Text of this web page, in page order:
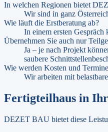
In welchen Regionen bietet
Wir sind in ganz
Wie läuft die Erstberatung ab?
In einem ersten
Übernehmen Sie auch nur
Ja – je nach Projekt
saubere
Wie werden Kosten und
Wir arbeiten mit
Fertigteilhaus in
DEZET BAU bietet diese